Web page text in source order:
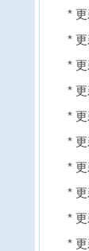
*
*
*
*
*
*
*
*
*
*